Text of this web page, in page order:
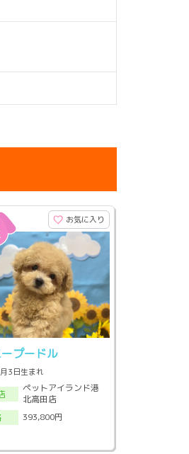
お気に入り
プードル
3日生まれ
ペットアイランド港
北高田店
393,800円